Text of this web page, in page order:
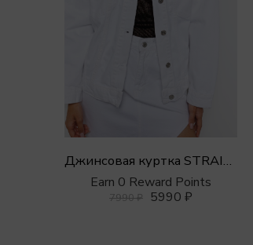
Джинсовая куртка STRAIGHT в белом оттенке
Earn 0 Reward Points
7990₽ 5990 ₽